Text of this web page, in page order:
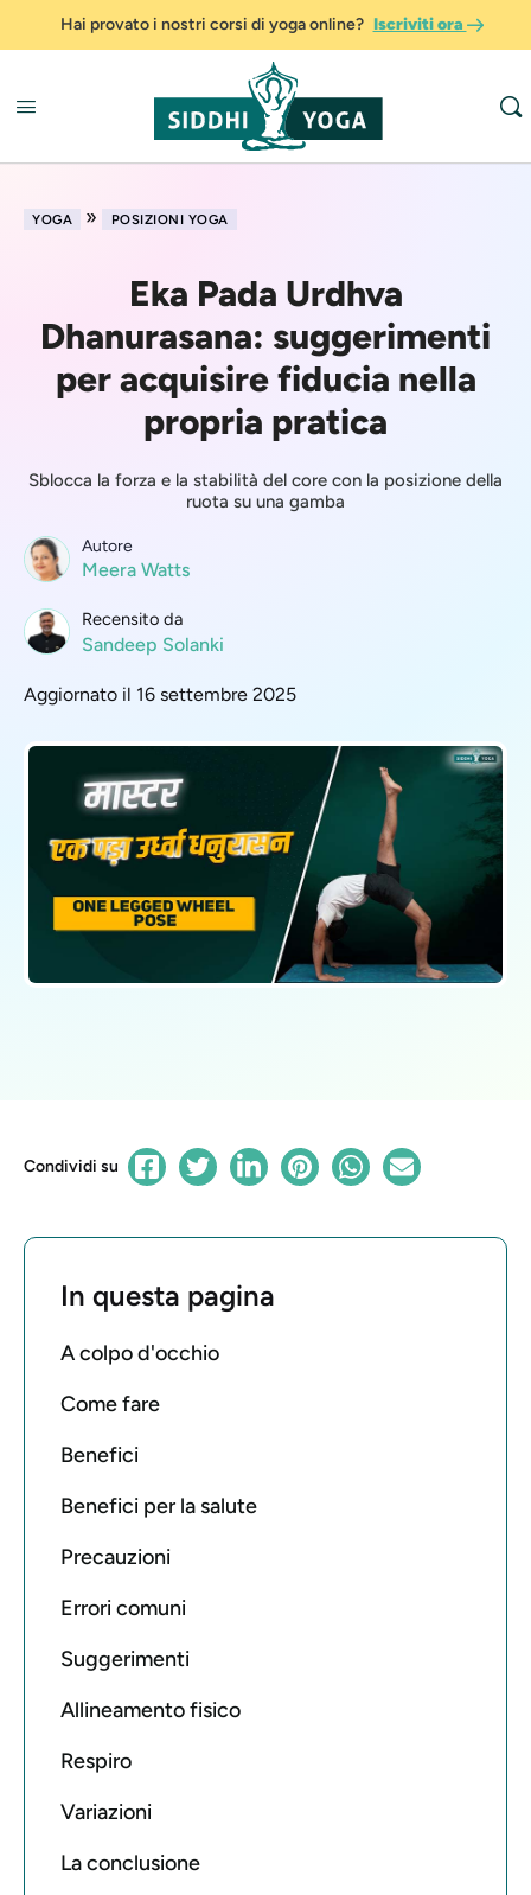
Hai provato i nostri corsi di yoga online? Iscriviti ora
YOGA » POSIZIONI YOGA
Eka Pada Urdhva
Dhanurasana: suggerimenti
per acquisire fiducia nella
propria pratica
Sblocca la forza e la stabilità del core con la posizione della
ruota su una gamba
Autore
Meera Watts
Recensito da
Sandeep Solanki
Aggiornato il 16 settembre 2025
Condividi su
In questa pagina
A colpo d'occhio
Come fare
Benefici
Benefici per la salute
Precauzioni
Errori comuni
Suggerimenti
Allineamento fisico
Respiro
Variazioni
La conclusione